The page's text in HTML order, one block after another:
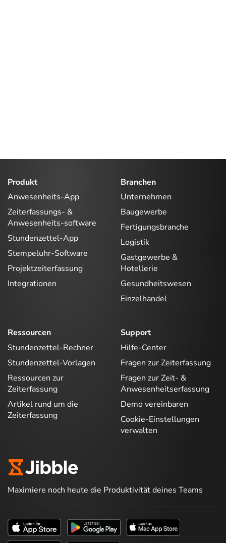
Produkt
Anwesenheits-App
Zeiterfassungs- &
Anwesenheits-software
Stundenzettel-App
Stempeluhr-Software
Projektzeiterfassung
Integrationen
Branchen
Unternehmen
Baugewerbe
Fertigungsbranche
Logistik
Gastgewerbe &
Hotellerie
Gesundheitswesen
Einzelhandel
Ressourcen
Stundenzettel-Rechner
Stundenzettel-Vorlagen
Ressourcen zur
Zeiterfassung
Artikel rund um die
Zeiterfassung
Support
Hilfe-Center
Fragen zur Zeiterfassung
Fragen zur Zeit- &
Anwesenheitserfassung
Demo vereinbaren
Cookie-Einstellungen
verwalten
Maximiere noch heute die Produktivität deines Teams